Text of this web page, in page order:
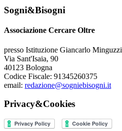
Sogni&Bisogni
Associazione Cercare Oltre
presso Istituzione Giancarlo Minguzzi
Via Sant'Isaia, 90
40123 Bologna
Codice Fiscale: 91345260375
email: redazione@sogniebisogni.it
Privacy&Cookies